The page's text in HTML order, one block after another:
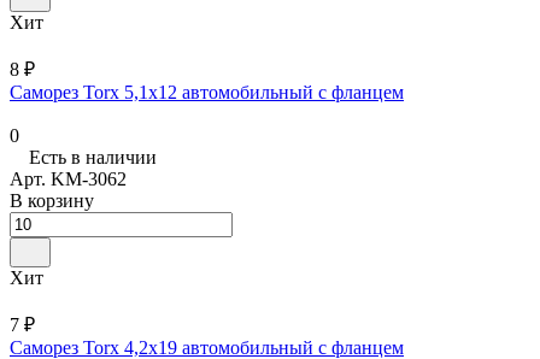
Хит
8 ₽
Саморез Torx 5,1х12 автомобильный с фланцем
0
Есть в наличии
Арт. KM-3062
В корзину
Хит
7 ₽
Саморез Torx 4,2х19 автомобильный с фланцем